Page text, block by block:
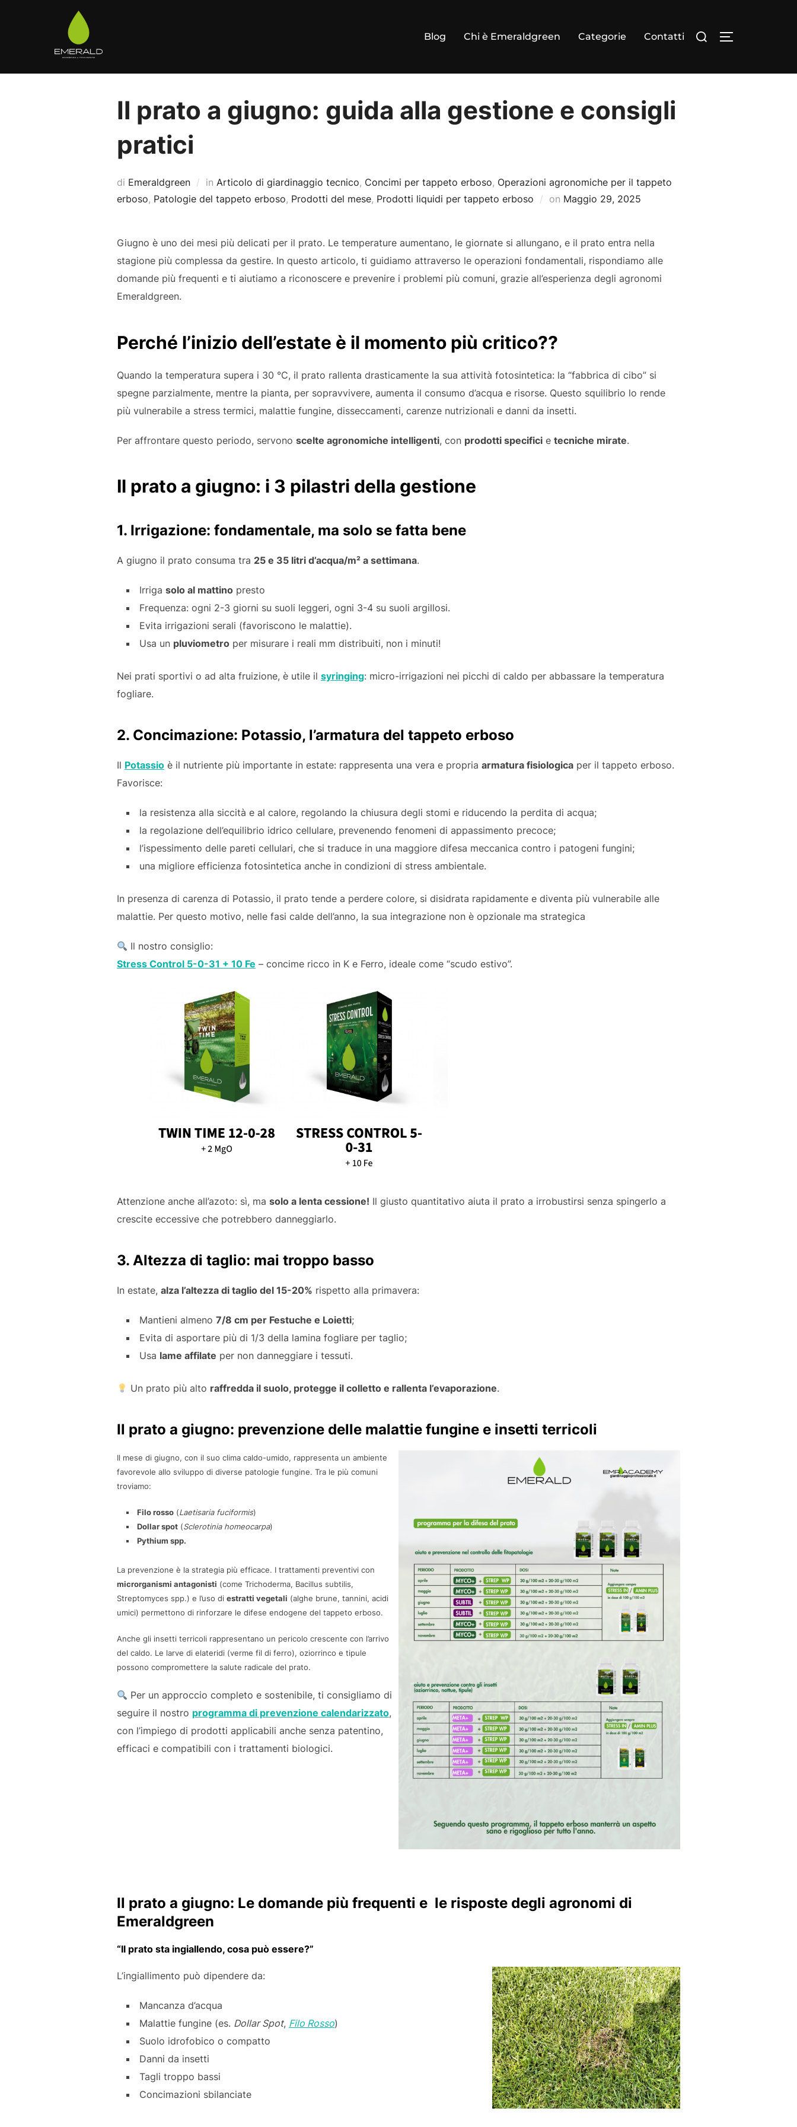
Blog Chi è Emeraldgreen Categorie Contatti
Cerca
per:
APRI/CHIUDI
Il prato a giugno: guida alla gestione e consigli
pratici
di Emeraldgreen in Articolo di giardinaggio tecnico, Concimi per tappeto erboso, Operazioni agronomiche per il tappeto
erboso, Patologie del tappeto erboso, Prodotti del mese, Prodotti liquidi per tappeto erboso on Pubblicato
Maggio 29, 2025
Giugno è uno dei mesi più delicati per il prato. Le temperature aumentano, le giornate si allungano, e il prato entra nella
stagione più complessa da gestire. In questo articolo, ti guidiamo attraverso le operazioni fondamentali, rispondiamo alle
domande più frequenti e ti aiutiamo a riconoscere e prevenire i problemi più comuni, grazie all’esperienza degli agronomi
Emeraldgreen.
Perché l’inizio dell’estate è il momento più critico??
Quando la temperatura supera i 30 °C, il prato rallenta drasticamente la sua attività fotosintetica: la “fabbrica di cibo” si
spegne parzialmente, mentre la pianta, per sopravvivere, aumenta il consumo d’acqua e risorse. Questo squilibrio lo rende
più vulnerabile a stress termici, malattie fungine, disseccamenti, carenze nutrizionali e danni da insetti.
Per affrontare questo periodo, servono scelte agronomiche intelligenti, con prodotti specifici e tecniche mirate.
Il prato a giugno: i 3 pilastri della gestione
1. Irrigazione: fondamentale, ma solo se fatta bene
A giugno il prato consuma tra 25 e 35 litri d’acqua/m² a settimana.
Irriga solo al mattino presto
Frequenza: ogni 2-3 giorni su suoli leggeri, ogni 3-4 su suoli argillosi.
Evita irrigazioni serali (favoriscono le malattie).
Usa un pluviometro per misurare i reali mm distribuiti, non i minuti!
Nei prati sportivi o ad alta fruizione, è utile il syringing: micro-irrigazioni nei picchi di caldo per abbassare la temperatura
fogliare.
2. Concimazione: Potassio, l’armatura del tappeto erboso
Il Potassio è il nutriente più importante in estate: rappresenta una vera e propria armatura fisiologica per il tappeto erboso.
Favorisce:
la resistenza alla siccità e al calore, regolando la chiusura degli stomi e riducendo la perdita di acqua;
la regolazione dell’equilibrio idrico cellulare, prevenendo fenomeni di appassimento precoce;
l’ispessimento delle pareti cellulari, che si traduce in una maggiore difesa meccanica contro i patogeni fungini;
una migliore efficienza fotosintetica anche in condizioni di stress ambientale.
In presenza di carenza di Potassio, il prato tende a perdere colore, si disidrata rapidamente e diventa più vulnerabile alle
malattie. Per questo motivo, nelle fasi calde dell’anno, la sua integrazione non è opzionale ma strategica
Il nostro consiglio:
Stress Control 5-0-31 + 10 Fe – concime ricco in K e Ferro, ideale come “scudo estivo”.
Attenzione anche all’azoto: sì, ma solo a lenta cessione! Il giusto quantitativo aiuta il prato a irrobustirsi senza spingerlo a
crescite eccessive che potrebbero danneggiarlo.
3. Altezza di taglio: mai troppo basso
In estate, alza l’altezza di taglio del 15-20% rispetto alla primavera:
Mantieni almeno 7/8 cm per Festuche e Loietti;
Evita di asportare più di 1/3 della lamina fogliare per taglio;
Usa lame affilate per non danneggiare i tessuti.
Un prato più alto raffredda il suolo, protegge il colletto e rallenta l’evaporazione.
Il prato a giugno: prevenzione delle malattie fungine e insetti terricoli
Il mese di giugno, con il suo clima caldo-umido, rappresenta un ambiente
favorevole allo sviluppo di diverse patologie fungine. Tra le più comuni
troviamo:
Filo rosso (Laetisaria fuciformis)
Dollar spot (Sclerotinia homeocarpa)
Pythium spp.
La prevenzione è la strategia più efficace. I trattamenti preventivi con
microrganismi antagonisti (come Trichoderma, Bacillus subtilis,
Streptomyces spp.) e l’uso di estratti vegetali (alghe brune, tannini, acidi
umici) permettono di rinforzare le difese endogene del tappeto erboso.
Anche gli insetti terricoli rappresentano un pericolo crescente con l’arrivo
del caldo. Le larve di elateridi (verme fil di ferro), oziorrinco e tipule
possono compromettere la salute radicale del prato.
Per un approccio completo e sostenibile, ti consigliamo di
seguire il nostro programma di prevenzione calendarizzato,
con l’impiego di prodotti applicabili anche senza patentino,
efficaci e compatibili con i trattamenti biologici.
Il prato a giugno: Le domande più frequenti e le risposte degli agronomi di
Emeraldgreen
“Il prato sta ingiallendo, cosa può essere?”
L’ingiallimento può dipendere da:
Mancanza d’acqua
Malattie fungine (es. Dollar Spot, Filo Rosso)
Suolo idrofobico o compatto
Danni da insetti
Tagli troppo bassi
Concimazioni sbilanciate